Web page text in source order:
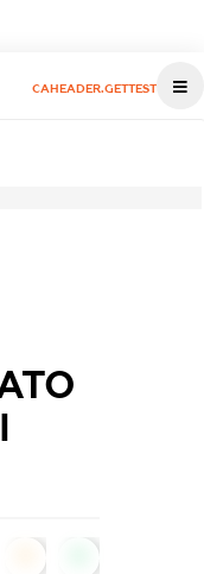
CAHEADER.GETTEST